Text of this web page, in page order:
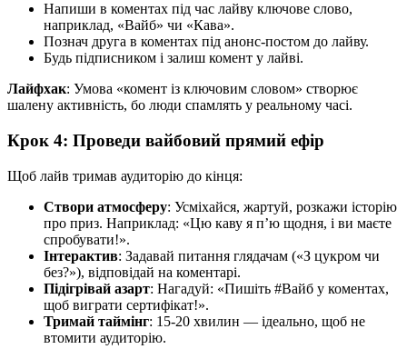
Напиши в коментах під час лайву ключове слово,
наприклад, «Вайб» чи «Кава».
Познач друга в коментах під анонс-постом до лайву.
Будь підписником і залиш комент у лайві.
Лайфхак: Умова «комент із ключовим словом» створює
шалену активність, бо люди спамлять у реальному часі.
Крок 4: Проведи вайбовий прямий ефір
Щоб лайв тримав аудиторію до кінця:
Створи атмосферу: Усміхайся, жартуй, розкажи історію
про приз. Наприклад: «Цю каву я п’ю щодня, і ви маєте
спробувати!».
Інтерактив: Задавай питання глядачам («З цукром чи
без?»), відповідай на коментарі.
Підігрівай азарт: Нагадуй: «Пишіть #Вайб у коментах,
щоб виграти сертифікат!».
Тримай таймінг: 15-20 хвилин — ідеально, щоб не
втомити аудиторію.